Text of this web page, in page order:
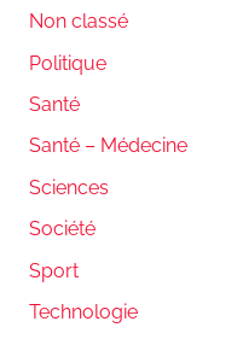
Non classé
Politique
Santé
Santé – Médecine
Sciences
Société
Sport
Technologie